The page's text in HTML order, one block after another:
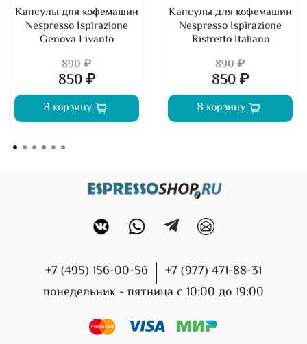
Капсулы для кофемашин
Nespresso Ispirazione
Genova Livanto
890 ₽
850 ₽
В корзину
Капсулы для кофемашин
Nespresso Ispirazione
Ristretto Italiano
890 ₽
850 ₽
В корзину
+7 (495) 156-00-56
+7 (977) 471-88-31
понедельник - пятница с 10:00 до 19:00